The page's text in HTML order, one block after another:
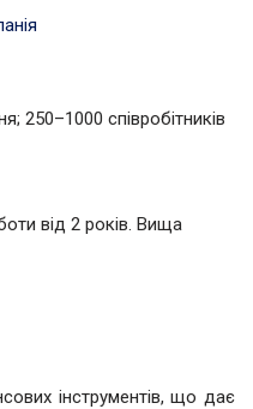
250–1000 співробітників
від 2 років. Вища
інструментів, що дає